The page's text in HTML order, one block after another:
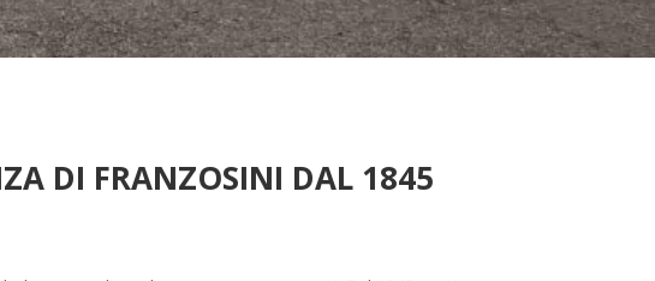
DI FRANZOSINI DAL 1845